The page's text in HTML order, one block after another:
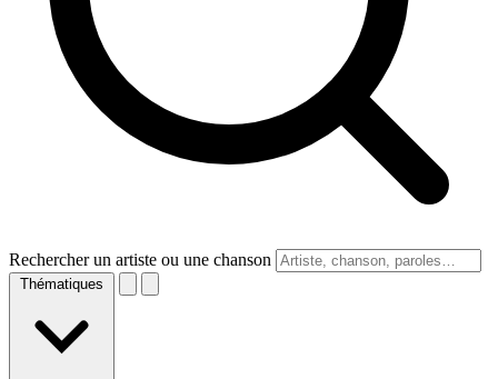
Rechercher un artiste ou une chanson
Thématiques